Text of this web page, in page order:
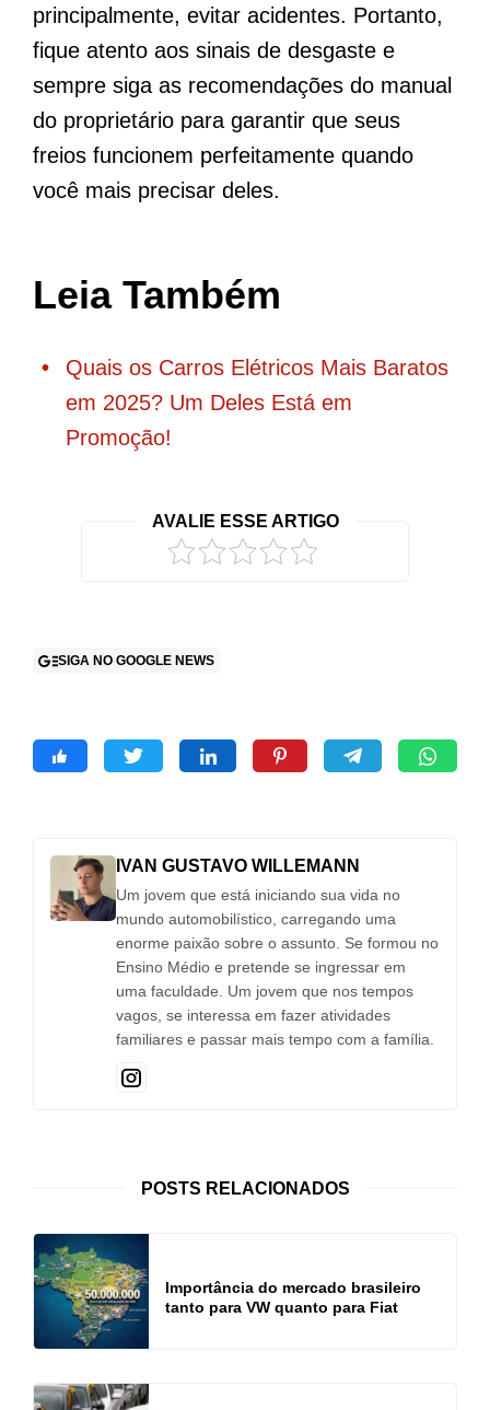
principalmente, evitar acidentes. Portanto,
fique atento aos sinais de desgaste e
sempre siga as recomendações do manual
do proprietário para garantir que seus
freios funcionem perfeitamente quando
você mais precisar deles.
Leia Também
Quais os Carros Elétricos Mais Baratos
em 2025? Um Deles Está em
Promoção!
AVALIE ESSE ARTIGO
SIGA NO GOOGLE NEWS
IVAN GUSTAVO WILLEMANN
Um jovem que está iniciando sua vida no
mundo automobilístico, carregando uma
enorme paixão sobre o assunto. Se formou no
Ensino Médio e pretende se ingressar em
uma faculdade. Um jovem que nos tempos
vagos, se interessa em fazer atividades
familiares e passar mais tempo com a família.
POSTS RELACIONADOS
Importância do mercado brasileiro
tanto para VW quanto para Fiat